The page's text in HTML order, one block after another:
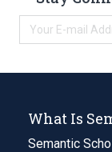
What Is
Semantic